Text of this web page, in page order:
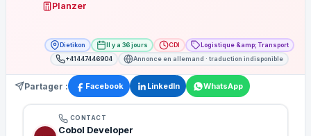
Planzer
Dietikon Il y a 36 jours CDI
Logistique &amp; Transport
+41447446904
Annonce en allemand · traduction indisponible
Partager : Facebook LinkedIn WhatsApp
CONTACT
Cobol Developer